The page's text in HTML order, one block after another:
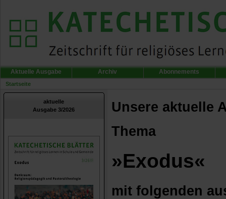
Aktuelle Ausgabe Archiv Abonnements
Startseite
aktuelle
Ausgabe 3/2026
Unsere aktuelle
Thema
»Exodus«
mit folgenden